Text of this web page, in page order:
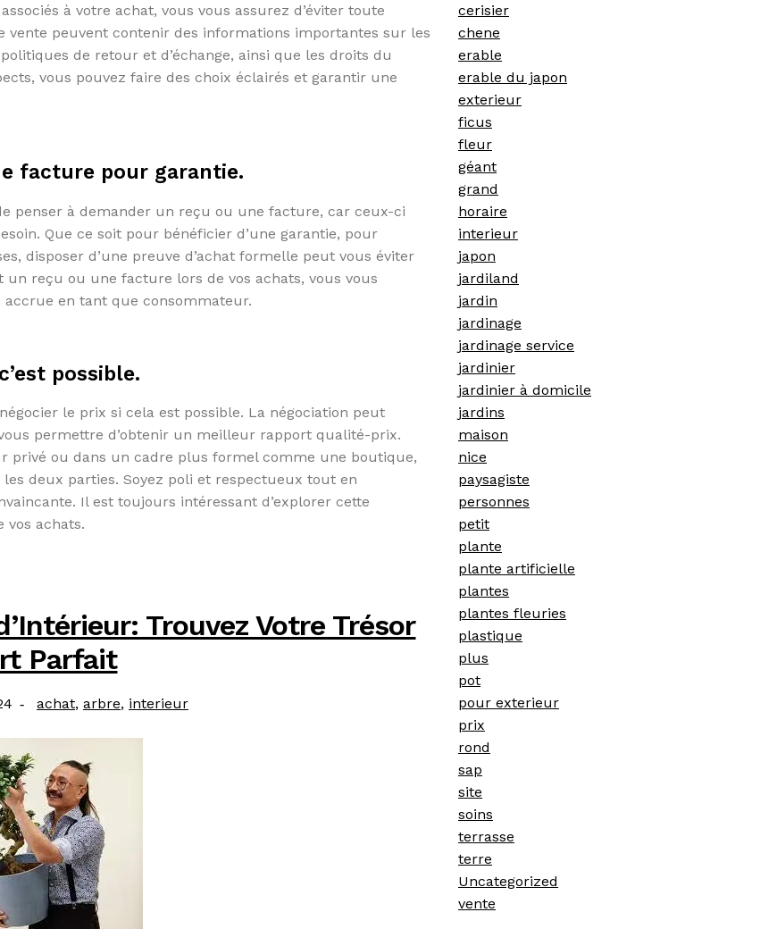
à votre achat, vous vous assurez d’éviter toute
vente peuvent contenir des informations importantes sur les
de retour et d’échange, ainsi que les droits du
vous pouvez faire des choix éclairés et garantir une
facture pour garantie.
penser à demander un reçu ou une facture, car ceux-ci
Que ce soit pour bénéficier d’une garantie, pour
disposer d’une preuve d’achat formelle peut vous éviter
reçu ou une facture lors de vos achats, vous vous
en tant que consommateur.
possible.
le prix si cela est possible. La négociation peut
permettre d’obtenir un meilleur rapport qualité-prix.
privé ou dans un cadre plus formel comme une boutique,
deux parties. Soyez poli et respectueux tout en
Il est toujours intéressant d’explorer cette
vos achats.
Trouvez Votre Trésor
Parfait
Catégories
achat, arbre, interieur
cerisier
chene
erable
erable du japon
exterieur
ficus
fleur
géant
grand
horaire
interieur
japon
jardiland
jardin
jardinage
jardinage service
jardinier
jardinier à domicile
jardins
maison
nice
paysagiste
personnes
petit
plante
plante artificielle
plantes
plantes fleuries
plastique
plus
pot
pour exterieur
prix
rond
sap
site
soins
terrasse
terre
Uncategorized
vente